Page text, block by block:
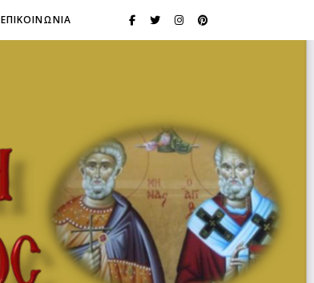
ΕΠΙΚΟΙΝΩΝΙΑ